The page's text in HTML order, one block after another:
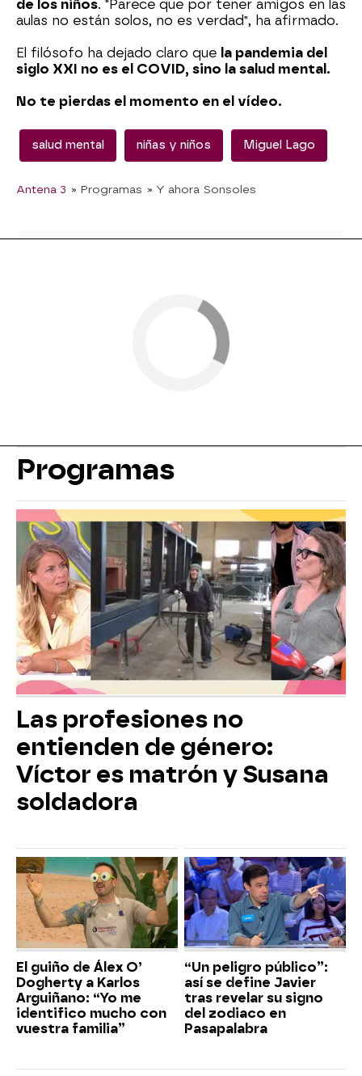
de los niños. "Parece que por tener amigos en las
aulas no están solos, no es verdad", ha afirmado.
El filósofo ha dejado claro que la pandemia del
siglo XXI no es el COVID, sino la salud mental.
No te pierdas el momento en el vídeo.
salud mental niñas y niños Miguel Lago
Antena 3 » Programas » Y ahora Sonsoles
Programas
Las profesiones no
entienden de género:
Víctor es matrón y Susana
soldadora
El guiño de Álex O’
Dogherty a Karlos
Arguiñano: “Yo me
identifico mucho con
vuestra familia”
“Un peligro público”:
así se define Javier
tras revelar su signo
del zodiaco en
Pasapalabra